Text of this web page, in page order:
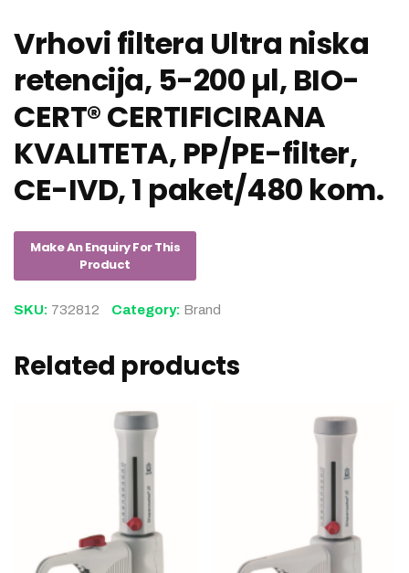
Vrhovi filtera Ultra niska
retencija, 5-200 µl, BIO-
CERT® CERTIFICIRANA
KVALITETA, PP/PE-filter,
CE-IVD, 1 paket/480 kom.
SKU: 732812 Category: Brand
Related products